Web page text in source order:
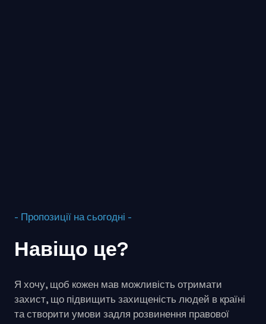
- Пропозиції на сьогодні -
Навіщо це?
Я хочу, щоб кожен мав можливість отримати
захист, що підвищить захищеність людей в країні
та створити умови задля розвинення правової